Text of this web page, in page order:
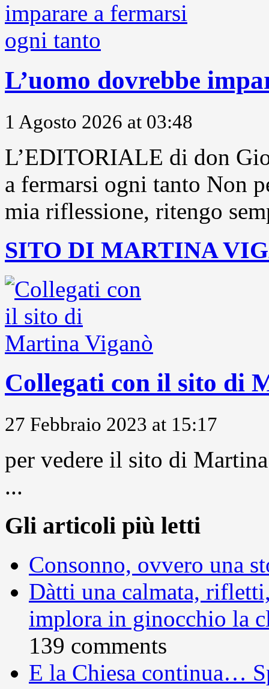
L’uomo dovrebbe
1 Agosto 2026 at 03:48
L’EDITORIALE di don
a fermarsi ogni tanto Non
mia riflessione, ritengo
SITO DI MARTINA
Collegati con il sito di
27 Febbraio 2023 at 15:17
per vedere il sito di
...
Gli articoli più letti
Consonno, ovvero una
Dàtti una calmata,
implora in ginocchio la
139 comments
E la Chiesa continua…